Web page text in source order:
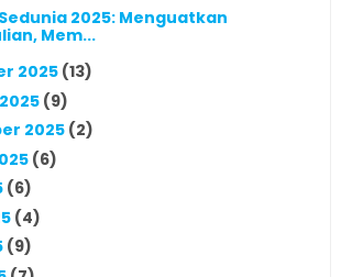
Sedunia 2025: Menguatkan
Mem...
2025 (13)
(9)
2025 (2)
(6)
(6)
(4)
(9)